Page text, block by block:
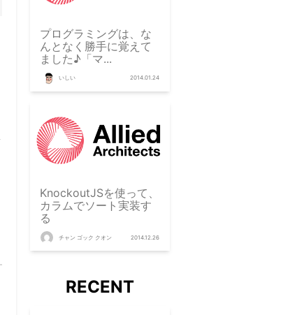
プログラミングは、な
んとなく勝手に覚えて
ました♪「マ...
いしい 2014.01.24
KnockoutJSを使って、
カラムでソート実装す
る
チャン ゴック クオン 2014.12.26
RECENT